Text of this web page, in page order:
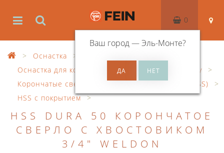
Ваш город —Эль-Монте?
0
Оснастка
Оснастка для корончатого сверления по металлу
Корончатые сверла из быстрорежущей стали (HSS)
HSS с покрытием
HSS DURA 50 КОРОНЧАТОЕ
СВЕРЛО С ХВОСТОВИКОМ
3/4" WELDON